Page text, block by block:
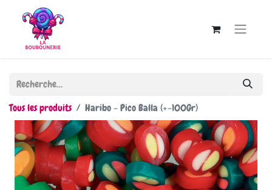
Tous les produits Haribo - Pico Balla (+-100Gr)